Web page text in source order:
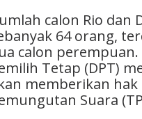
calon Rio
64 orang,
calon
Tetap (DPT)
memberikan
Suara